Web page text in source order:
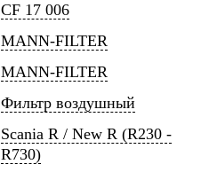
CF 17 006
MANN-FILTER
MANN-FILTER
Фильтр воздушный
Scania R / New R (R230 -
R730)